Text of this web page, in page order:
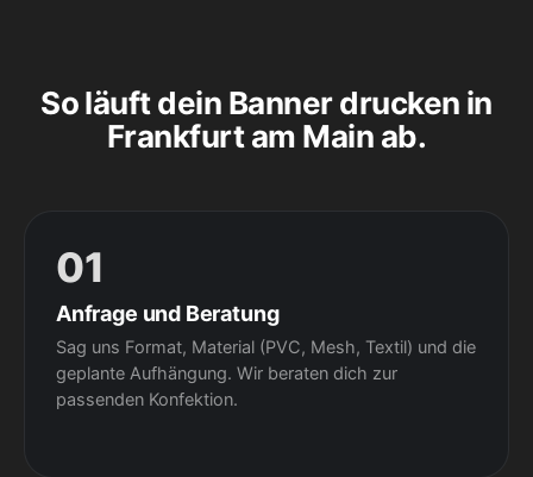
So läuft dein Banner drucken in
Frankfurt am Main ab.
01
Anfrage und Beratung
Sag uns Format, Material (PVC, Mesh, Textil) und die
geplante Aufhängung. Wir beraten dich zur
passenden Konfektion.